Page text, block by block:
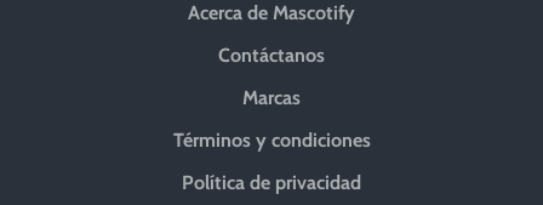
Acerca de Mascotify
Contáctanos
Marcas
Términos y condiciones
Política de privacidad